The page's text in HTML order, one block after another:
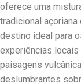
oferece uma
tradicional
destino ideal para
experiências locais
paisagens
deslumbrantes